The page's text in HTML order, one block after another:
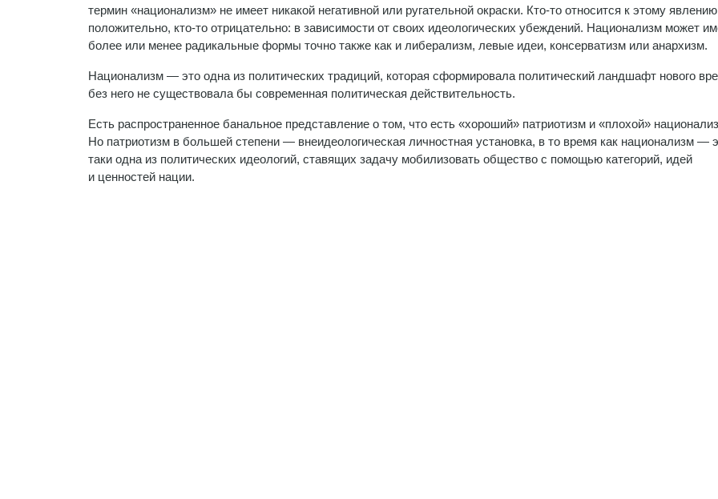
термин «национализм» не имеет никакой негативной или ругательной окраски. Кто-то относится к этому явлению
положительно, кто-то отрицательно: в зависимости от своих идеологических убеждений. Национализм может
более или менее радикальные формы точно также как и либерализм, левые идеи, консерватизм или анархизм.
Национализм — это одна из политических традиций, которая сформировала политический ландшафт нового
без него не существовала бы современная политическая действительность.
Есть распространенное банальное представление о том, что есть «хороший» патриотизм и «плохой»
Но патриотизм в большей степени — внеидеологическая личностная установка, в то время как национализм —
таки одна из политических идеологий, ставящих задачу мобилизовать общество с помощью категорий, идей
и ценностей нации.